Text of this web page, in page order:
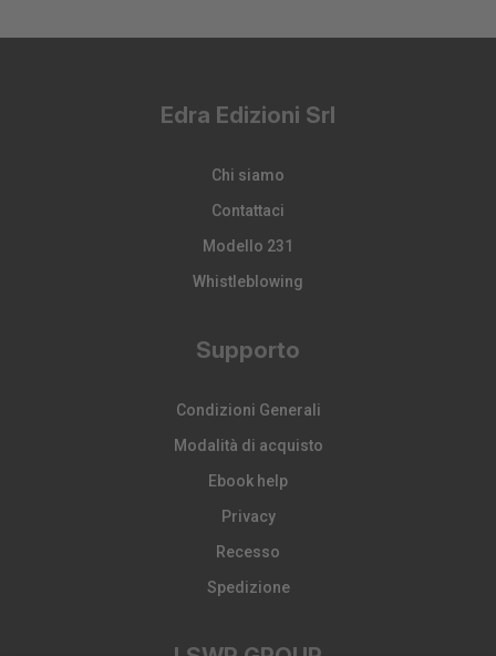
Edra Edizioni Srl
Chi siamo
Contattaci
Modello 231
Whistleblowing
Supporto
Condizioni Generali
Modalità di acquisto
Ebook help
Privacy
Recesso
Spedizione